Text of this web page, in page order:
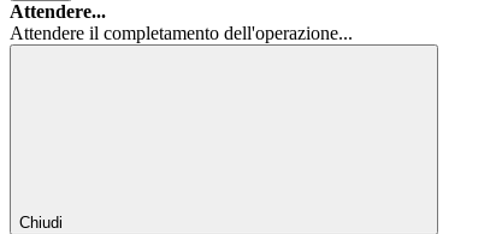
Attendere...
Attendere il completamento dell'operazione...
Chiudi